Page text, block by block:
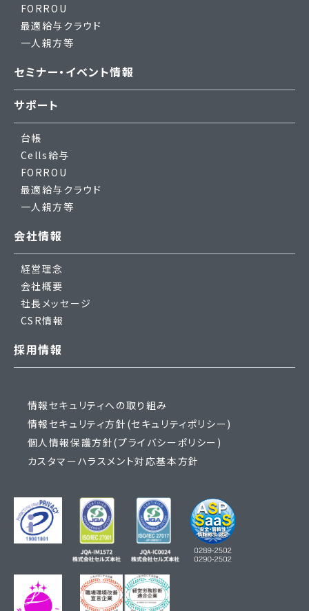
FORROU
最適給与クラウド
一人親方等
セミナー・イベント情報
サポート
台帳
Cells給与
FORROU
最適給与クラウド
一人親方等
会社情報
経営理念
会社概要
社長メッセージ
CSR情報
採用情報
情報セキュリティへの取り組み
情報セキュリティ方針(セキュリティポリシー)
個人情報保護方針(プライバシーポリシー)
カスタマーハラスメント対応基本方針